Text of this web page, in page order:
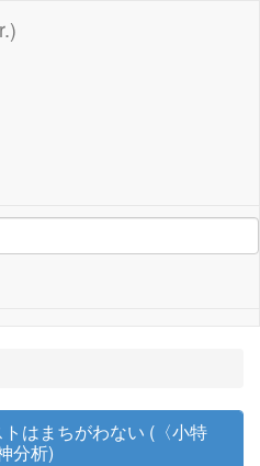
はまちがわない (〈小特
分析)